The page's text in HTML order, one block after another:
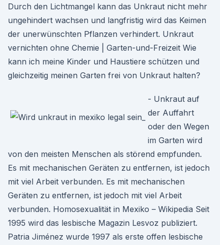
Durch den Lichtmangel kann das Unkraut nicht mehr
ungehindert wachsen und langfristig wird das Keimen
der unerwünschten Pflanzen verhindert. Unkraut
vernichten ohne Chemie | Garten-und-Freizeit Wie
kann ich meine Kinder und Haustiere schützen und
gleichzeitig meinen Garten frei von Unkraut halten?
- Unkraut auf
der Auffahrt
oder den Wegen
im Garten wird
von den meisten Menschen als störend empfunden.
Es mit mechanischen Geräten zu entfernen, ist jedoch
mit viel Arbeit verbunden. Es mit mechanischen
Geräten zu entfernen, ist jedoch mit viel Arbeit
verbunden. Homosexualität in Mexiko – Wikipedia Seit
1995 wird das lesbische Magazin Lesvoz publiziert.
Patria Jiménez wurde 1997 als erste offen lesbische